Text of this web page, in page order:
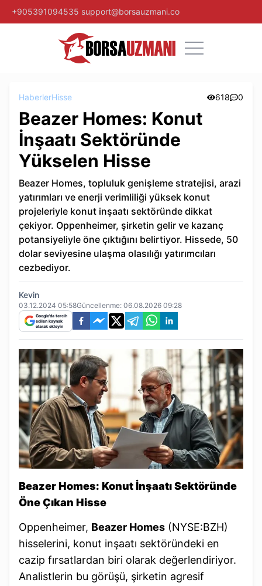
+905391094535 support@borsauzmani.co
HaberlerHisse 618 0
Beazer Homes: Konut
İnşaatı Sektöründe
Yükselen Hisse
Beazer Homes, topluluk genişleme stratejisi, arazi
yatırımları ve enerji verimliliği yüksek konut
projeleriyle konut inşaatı sektöründe dikkat
çekiyor. Oppenheimer, şirketin gelir ve kazanç
potansiyeliyle öne çıktığını belirtiyor. Hissede, 50
dolar seviyesine ulaşma olasılığı yatırımcıları
cezbediyor.
Kevin
03.12.2024 05:58Güncellenme: 06.08.2026 09:28
Google'da tercih
edilen kaynak
olarak ekleyin
Beazer Homes: Konut İnşaatı Sektöründe
Öne Çıkan Hisse
Oppenheimer, Beazer Homes (NYSE:BZH)
hisselerini, konut inşaatı sektöründeki en
cazip fırsatlardan biri olarak değerlendiriyor.
Analistlerin bu görüşü, şirketin agresif